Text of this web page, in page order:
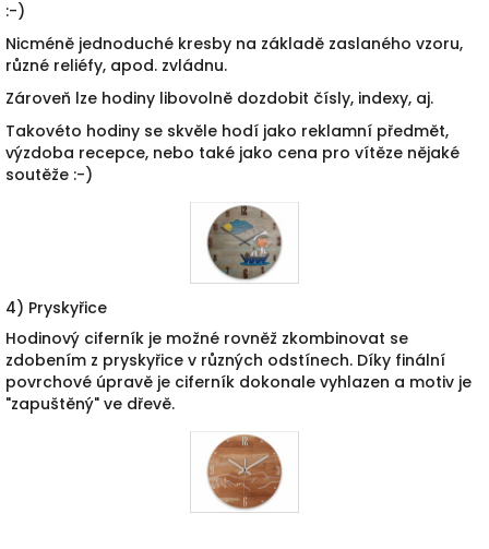
:-)
Nicméně jednoduché kresby na základě zaslaného vzoru,
různé reliéfy, apod. zvládnu.
Zároveň lze hodiny libovolně dozdobit čísly, indexy, aj.
Takovéto hodiny se skvěle hodí jako reklamní předmět,
výzdoba recepce, nebo také jako cena pro vítěze nějaké
soutěže :-)
4) Pryskyřice
Hodinový ciferník je možné rovněž zkombinovat se
zdobením z pryskyřice v různých odstínech. Díky finální
povrchové úpravě je ciferník dokonale vyhlazen a motiv je
"zapuštěný" ve dřevě.